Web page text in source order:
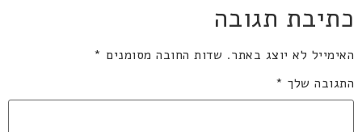
כתיבת תגובה
האימייל לא יוצג באתר. שדות החובה מסומנים *
התגובה שלך *